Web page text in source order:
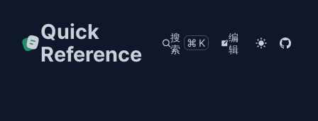
Quick
Reference
搜
索
⌘K
编
辑